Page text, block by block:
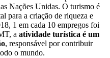
Nações Unidas. O turismo é
para a criação de riqueza e
1 em cada 10 empregos foi
a atividade turística é um
, responsável por contribuir
o mundo.